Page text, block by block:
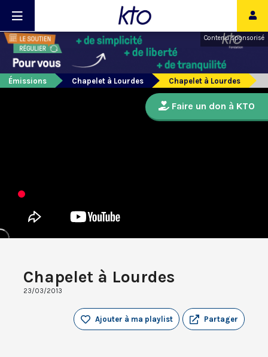
Contenu sponsorisé
Émissions Chapelet à Lourdes Chapelet à Lourdes
Chapelet à Lourdes
23/03/2013
Partager
Ajouter à ma playlist
Faire un don à KTO